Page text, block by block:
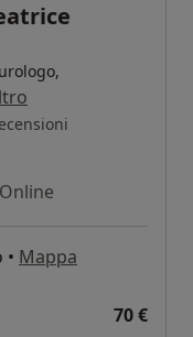
Online
• Mappa
70 €